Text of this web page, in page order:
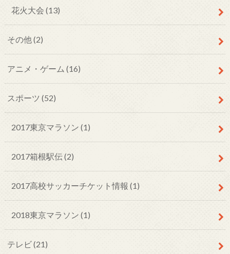
花火大会 (13)
その他 (2)
アニメ・ゲーム (16)
スポーツ (52)
2017東京マラソン (1)
2017箱根駅伝 (2)
2017高校サッカーチケット情報 (1)
2018東京マラソン (1)
テレビ (21)